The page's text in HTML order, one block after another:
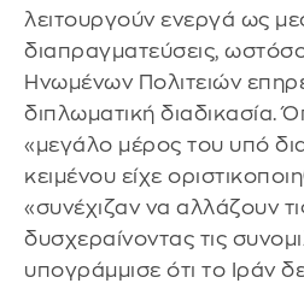
λειτουργούν ενεργά ως
διαπραγματεύσεις,
Ηνωμένων Πολιτειών
διπλωματική διαδικασία.
«μεγάλο μέρος του υπό
κειμένου είχε
«συνέχιζαν να αλλάζουν
δυσχεραίνοντας τις
υπογράμμισε ότι το Ιράν